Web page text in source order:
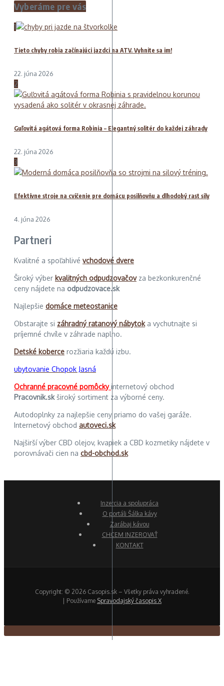
Vyberáme pre vás
1
Tieto chyby robia začínajúci jazdci na ATV. Vyhnite sa im!
22. júna 2026
2
Guľovitá agátová forma Robinia – Elegantný solitér do každej záhrady
22. júna 2026
3
Efektívne stroje na cvičenie pre domácu posilňovňu a dlhodobý rast sily
4. júna 2026
Partneri
Kvalitné a spoľahlivé vchodové dvere
Široký výber kvalitných odpudzovačovza bezkonkurenčné
ceny nájdete na odpudzovace.sk
Najlepšie domáce meteostanice
Obstarajte si záhradný ratanový nábytoka vychutnajte si
príjemné chvíle v záhrade naplno.
Detské koberce rozžiaria každú izbu.
ubytovanie Chopok Jasná
Ochranné pracovné pomôckyinternetový obchod
Pracovnik.skširoký sortiment za výborné ceny.
Autodoplnky za najlepšie ceny priamo do vašej garáže.
Internetový obchod autoveci.sk
Najširší výber CBD olejov, kvapiek a CBD kozmetiky nájdete v
porovnávači cien na cbd-obchod.sk
Inzercia a spolupráca
O portáli Šálka kávy
Zarábaj kávou
CHCEM INZEROVAŤ
KONTAKT
Copyright: © 2026 Casopis.sk – Všetky práva vyhradené.
| Používame Spravodajský časopis X